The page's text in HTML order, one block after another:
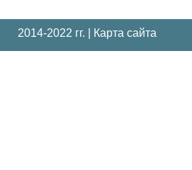
2014-2022 гг. | Карта сайта